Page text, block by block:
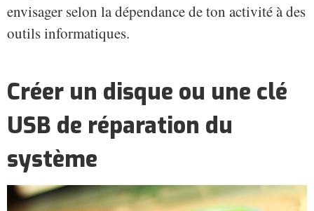
envisager selon la dépendance de ton activité à des
outils informatiques.
Créer un disque ou une clé
USB de réparation du
système